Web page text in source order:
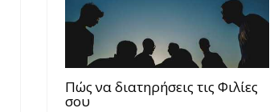
Πώς να διατηρήσεις τις Φιλίες
σου